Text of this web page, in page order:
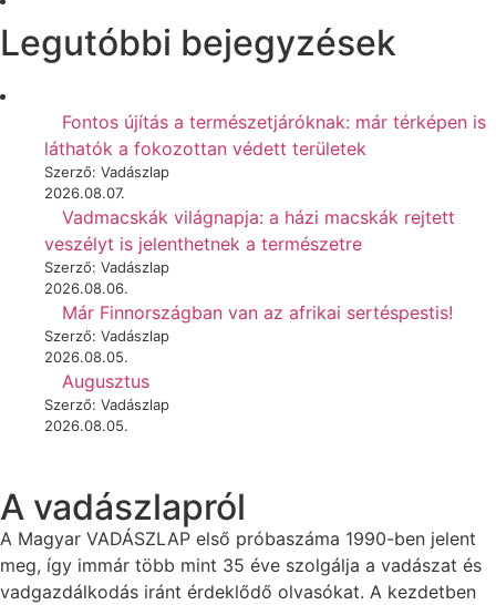
Legutóbbi bejegyzések
Fontos újítás a természetjáróknak: már térképen is
láthatók a fokozottan védett területek
Szerző: Vadászlap
2026.08.07.
Vadmacskák világnapja: a házi macskák rejtett
veszélyt is jelenthetnek a természetre
Szerző: Vadászlap
2026.08.06.
Már Finnországban van az afrikai sertéspestis!
Szerző: Vadászlap
2026.08.05.
Augusztus
Szerző: Vadászlap
2026.08.05.
A vadászlapról
A Magyar VADÁSZLAP első próbaszáma 1990-ben jelent
meg, így immár több mint 35 éve szolgálja a vadászat és
vadgazdálkodás iránt érdeklődő olvasókat. A kezdetben